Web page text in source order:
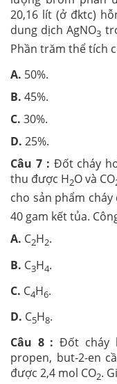
20,16 lít (ở đktc)
dung dịch AgNO3
Phần trăm thể tích
A. 50%.
B. 45%.
C. 30%.
D. 25%.
Câu 7 : Đốt cháy
thu được H2O và CO
cho sản phẩm cháy
40 gam kết tủa.
A. C2H2.
B. C3H4.
C. C4H6.
D. C5H8.
Câu 8 :Đốt cháy
propen, but-2-en
được 2,4 mol CO2.